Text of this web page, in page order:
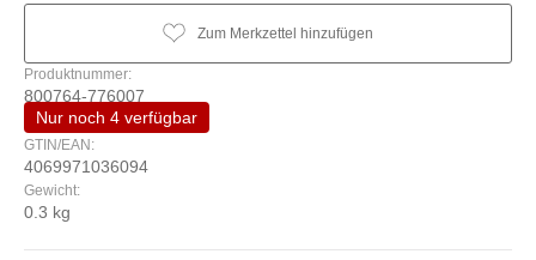
Zum Merkzettel hinzufügen
Produktnummer:
800764-776007
Nur noch 4 verfügbar
GTIN/EAN:
4069971036094
Gewicht:
0.3 kg